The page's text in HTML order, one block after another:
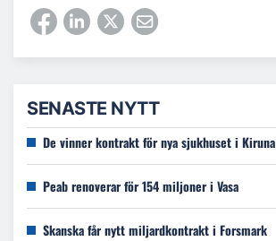
SENASTE NYTT
De vinner kontrakt för nya sjukhuset i Kiruna
Peab renoverar för 154 miljoner i Vasa
Skanska får nytt miljardkontrakt i Forsmark